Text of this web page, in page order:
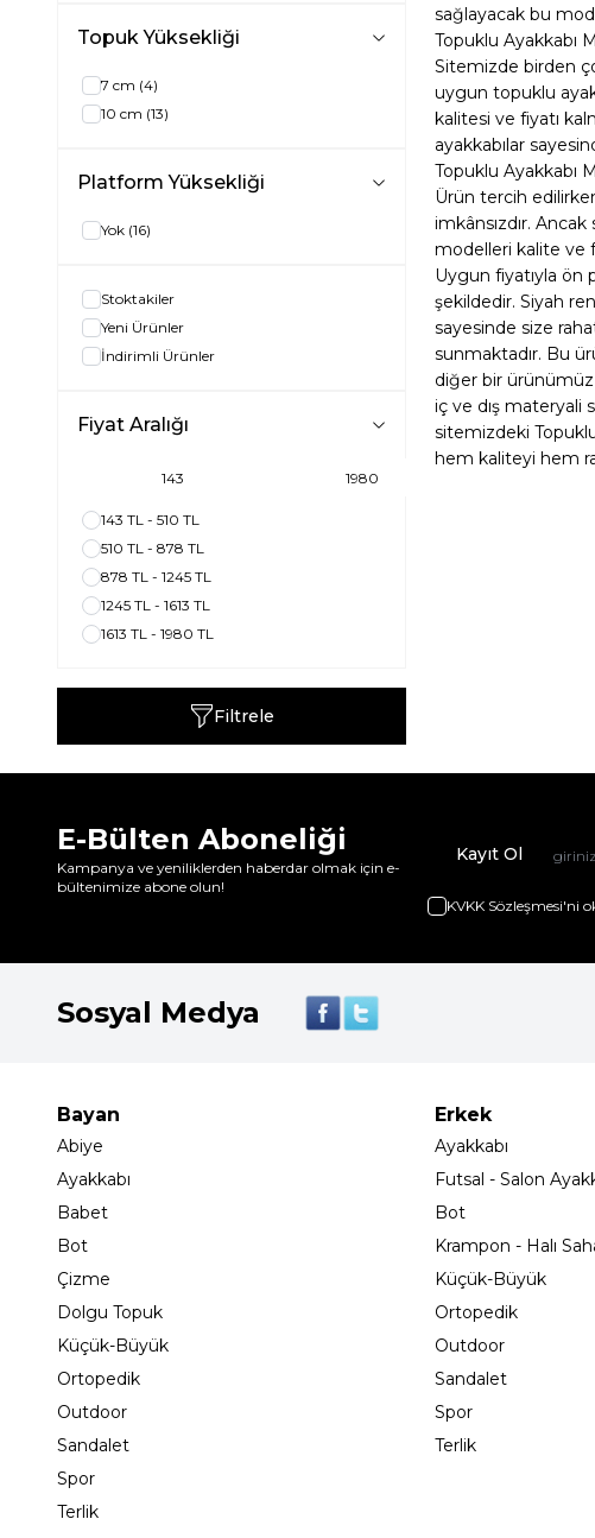
Topuk Yüksekliği
7 cm (4)
10 cm (13)
Platform Yüksekliği
Yok (16)
Stoktakiler
Yeni Ürünler
İndirimli Ürünler
Fiyat Aralığı
143 TL - 510 TL
510 TL - 878 TL
878 TL - 1245 TL
1245 TL - 1613 TL
1613 TL - 1980 TL
Filtrele
sağlayacak bu
Topuklu Ayakkabı
Sitemizde birden
uygun topuklu
kalitesi ve fiyatı
ayakkabılar
Topuklu Ayakkabı
Ürün tercih
imkânsızdır.
modelleri kalite ve
Uygun fiyatıyla ön
şekildedir. Siyah
sayesinde size
sunmaktadır. Bu
diğer bir ürünümüz
iç ve dış materyali
sitemizdeki
hem kaliteyi hem
E-Bülten Aboneliği
Kampanya ve yeniliklerden haberdar olmak için e-
bültenimize abone olun!
Kayıt Ol
KVKK Sözleşmesi'ni
Sosyal Medya
Bayan
Abiye
Ayakkabı
Babet
Bot
Çizme
Dolgu Topuk
Küçük-Büyük
Ortopedik
Outdoor
Sandalet
Spor
Terlik
Erkek
Ayakkabı
Futsal - Salon
Bot
Krampon - Halı
Küçük-Büyük
Ortopedik
Outdoor
Sandalet
Spor
Terlik